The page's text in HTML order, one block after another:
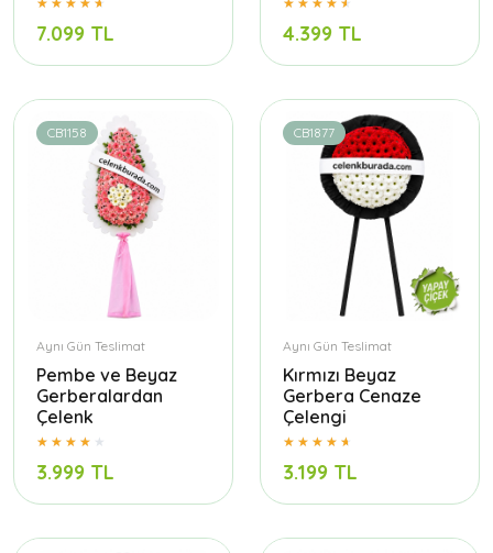
7.099 TL 4.399 TL
CB1158
Aynı Gün Teslimat
Pembe ve Beyaz
Gerberalardan
Çelenk
3.999 TL
CB1877
Aynı Gün Teslimat
Kırmızı Beyaz
Gerbera Cenaze
Çelengi
3.199 TL